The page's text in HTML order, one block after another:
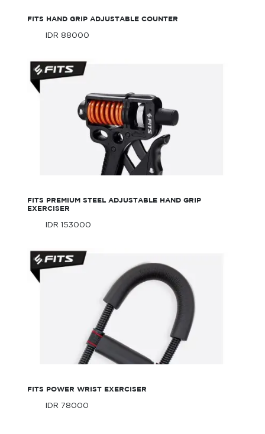
FITS HAND GRIP ADJUSTABLE COUNTER
IDR 88000
IDR 88000
FITS PREMIUM STEEL ADJUSTABLE HAND GRIP
EXERCISER
IDR 153000
FITS Premium Steel Adjustable Hand Grip
IDR 153000
FITS POWER WRIST EXERCISER
IDR 78000
FITS Power Wrist Exerciser
IDR 78000